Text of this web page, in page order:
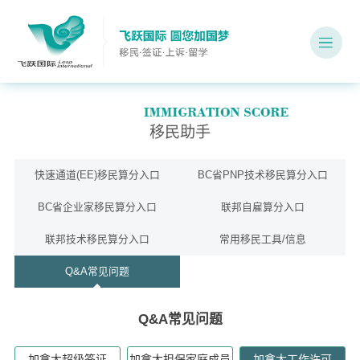
移民助手
快速通道(EE)移民算分入口 BC省PNP技术移民算分入口
BC省企业家移民算分入口 联邦自雇算分入口
联邦技术移民算分入口 常用移民工具/信息
Q&A常见问题
Q&A常见问题